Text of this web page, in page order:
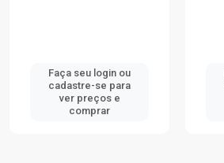
Faça seu login ou
cadastre-se para
ver preços e
comprar